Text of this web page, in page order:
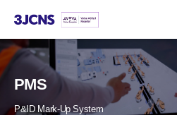
본문
바로가기
PMS
P&ID Mark-Up System